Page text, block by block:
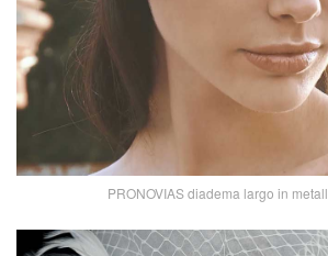
PRONOVIAS diadema largo in